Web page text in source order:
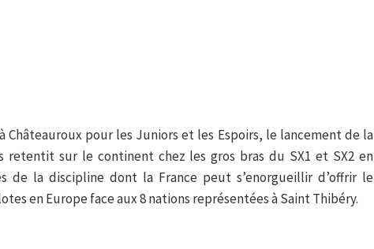
Châteauroux pour les Juniors et les Espoirs, le lancement de la
retentit sur le continent chez les gros bras du SX1 et SX2 en
de la discipline dont la France peut s’enorgueillir d’offrir le
en Europe face aux 8 nations représentées à Saint Thibéry.